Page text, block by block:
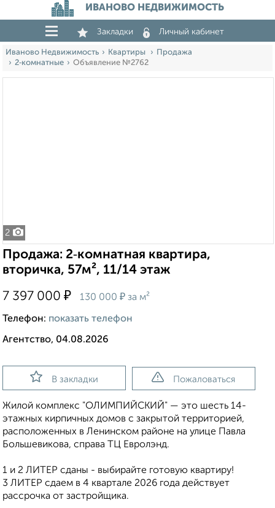
ИВАНОВО НЕДВИЖИМОСТЬ
Закладки Личный кабинет
Иваново Недвижимость Квартиры
Продажа
2‑комнатные
Объявление №2762
2
Продажа: 2‑комнатная квартира,
вторичка, 57м², 11/14 этаж
7 397 000 ₽ 130 000 ₽ за м²
Телефон: показать телефон
Агентство, 04.08.2026
В закладки Пожаловаться
Жилой комплекс "ОЛИМПИЙСКИЙ" — это шесть 14-
этажных кирпичных домов с закрытой территорией,
расположенных в Ленинском районе на улице Павла
Большевикова, справа ТЦ Евролэнд.
1 и 2 ЛИТЕР сданы - выбирайте готовую квартиру!
3 ЛИТЕР сдаем в 4 квартале 2026 года действует
рассрочка от застройщика.